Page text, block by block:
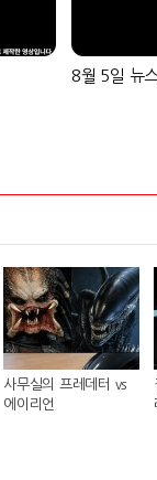
8월 5일 뉴
사무실의 프레데터 vs
에이리언